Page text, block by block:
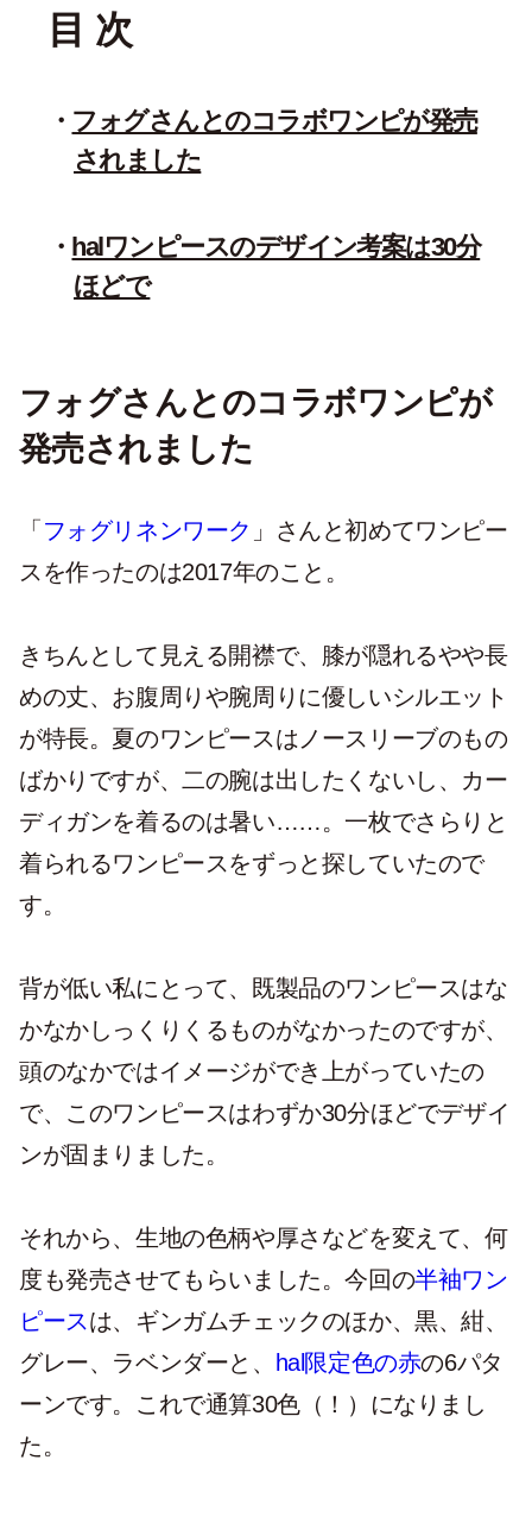
目 次
フォグさんとのコラボワンピが発売
されました
halワンピースのデザイン考案は30分
ほどで
フォグさんとのコラボワンピが
発売されました
「 フォグリネンワーク 」さんと初めてワンピー
スを作ったのは2017年のこと。
きちんとして見える開襟で、膝が隠れるやや長
めの丈、お腹周りや腕周りに優しいシルエット
が特長。夏のワンピースはノースリーブのもの
ばかりですが、二の腕は出したくないし、カー
ディガンを着るのは暑い……。一枚でさらりと
着られるワンピースをずっと探していたので
す。
背が低い私にとって、既製品のワンピースはな
かなかしっくりくるものがなかったのですが、
頭のなかではイメージができ上がっていたの
で、このワンピースはわずか30分ほどでデザイ
ンが固まりました。
それから、生地の色柄や厚さなどを変えて、何
度も発売させてもらいました。今回の半袖ワン
ピースは、ギンガムチェックのほか、黒、紺、
グレー、ラベンダーと、
hal限定色の赤の6パタ
ーンです。これで通算30色（！）になりまし
た。